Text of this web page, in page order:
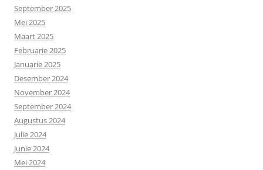
September 2025
Mei 2025
Maart 2025
Februarie 2025
Januarie 2025
Desember 2024
November 2024
September 2024
Augustus 2024
Julie 2024
Junie 2024
Mei 2024